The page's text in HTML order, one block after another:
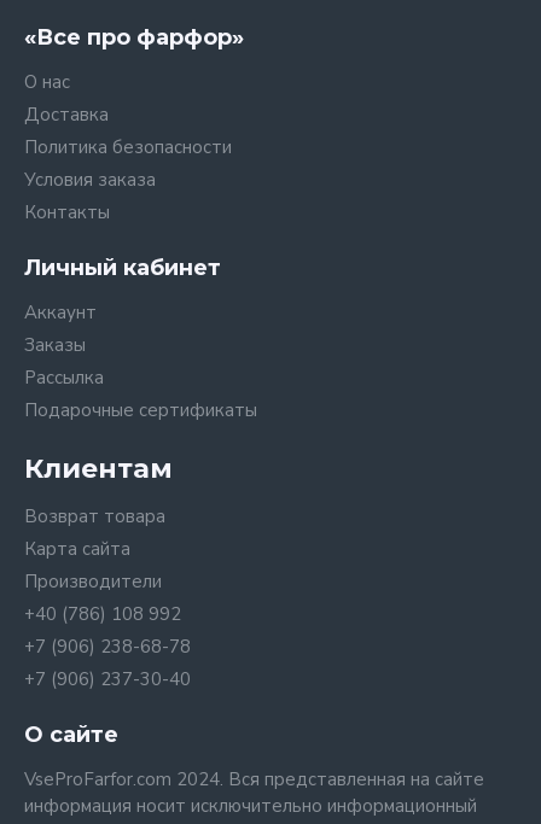
«Все про фарфор»
О нас
Доставка
Политика безопасности
Условия заказа
Контакты
Личный кабинет
Аккаунт
Заказы
Рассылка
Подарочные сертификаты
Клиентам
Возврат товара
Карта сайта
Производители
+40 (786) 108 992
+7 (906) 238-68-78
+7 (906) 237-30-40
О сайте
VseProFarfor.com 2024. Вся представленная на сайте
информация носит исключительно информационный